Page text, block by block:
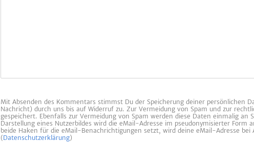
Mit Absenden des Kommentars stimmst Du der Speicherung deiner persönlichen
Nachricht) durch uns bis auf Widerruf zu. Zur Vermeidung von Spam und zur
gespeichert. Ebenfalls zur Vermeidung von Spam werden diese Daten einmalig
Darstellung eines Nutzerbildes wird die eMail-Adresse im pseudonymisierter
beide Haken für die eMail-Benachrichtigungen setzt, wird deine eMail-Adresse bei
(Datenschutzerklärung)